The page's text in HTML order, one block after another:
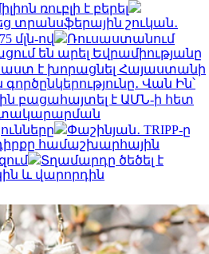
ռուբլի է բերել
տրանսֆերային շուկան․
մլն-ով
Ռուսաստանում
են արել Եվրամիությանը
է խորացնել Հայաստանի
Վան Ին՝
բացահայտել է ԱՄՆ-ի հետ
Փաշինյան․ TRIPP-ը
համաշխարհային
Տղամարդը ծեծել է
և վարորդին